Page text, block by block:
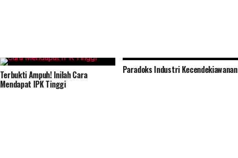
Terbukti Ampuh! Inilah Cara
Mendapat IPK Tinggi
Paradoks Industri Kecendekiawanan